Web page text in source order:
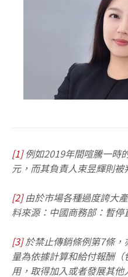
[1]例如2019年間喧騰一時
元，而其負責人束昱輝則
[2]由於市場各種過度誇大
料來源：中國商務部：暫
[3]於禁止傳銷條例第7條，
量為依據計算和給付報酬
用，取得加入或者發展其